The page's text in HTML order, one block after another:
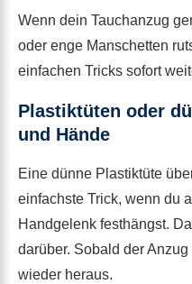
Wenn dein Tauchanzug
oder enge Manschetten
einfachen Tricks sofort
Plastiktüten oder
und Hände
Eine dünne Plastiktüte
einfachste Trick, wenn du
Handgelenk festhängst.
darüber. Sobald der
wieder heraus.